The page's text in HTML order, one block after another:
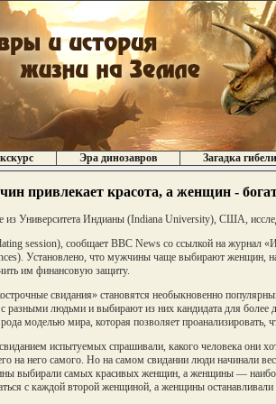
Эра динозавров Загадка гибели
привлекает красота, а женщин -
из Университета Индианы (Indiana University), США,
session), сообщает BBC News со ссылкой на журнал
Установлено, что мужчины чаще выбирают женщин,
им финансовую защиту.
свидания» становятся необыкновенно
с разными людьми и выбирают из них кандидата для
моделью мира, которая позволяет проанализировать,
испытуемых спрашивали, какого человека они
на него самого. Но на самом свидании люди начинали
выбирали самых красивых женщин, а женщины —
с каждой второй женщиной, а женщины